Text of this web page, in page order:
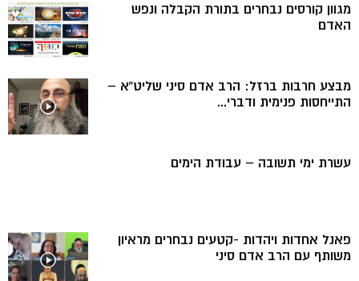
מגוון קורסים נבחרים בתורת הקבלה ונפש
האדם
מבצע חרבות ברזל: הרב אדם סיני שליט”א –
התייחסות פנימית ודברי...
עשרת ימי תשובה – עבודת הימים
פאנל אחדות ויהדות -קטעים נבחרים מראיון
משותף עם הרב אדם סיני